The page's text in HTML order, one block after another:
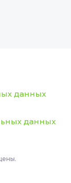
данных
данных